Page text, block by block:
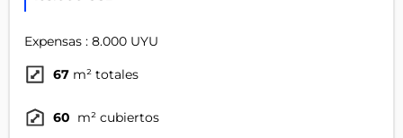
Expensas : 8.000 UYU
67 m² totales
60 m² cubiertos